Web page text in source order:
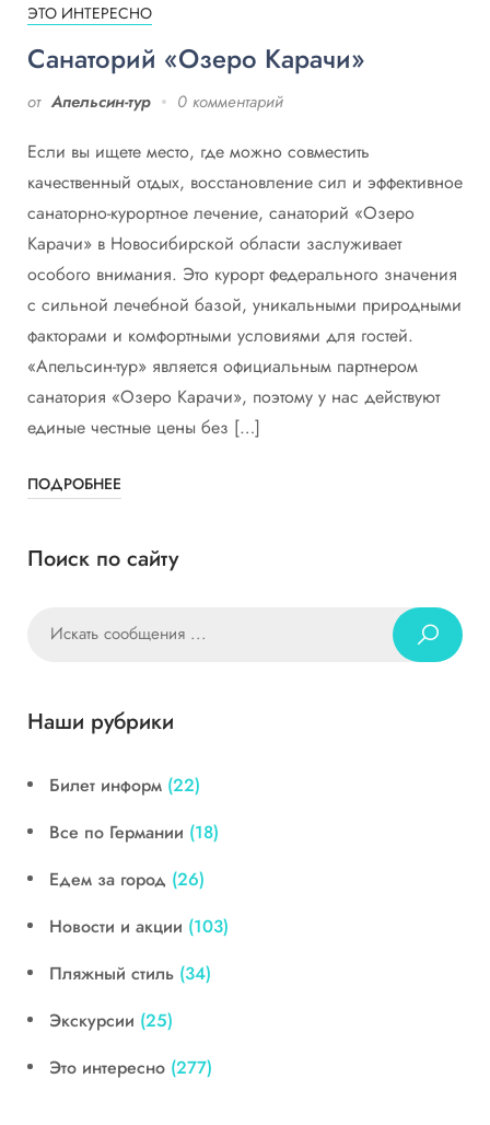
ЭТО ИНТЕРЕСНО
Санаторий «Озеро Карачи»
от Апельсин-тур 0 комментарий
Если вы ищете место, где можно совместить
качественный отдых, восстановление сил и эффективное
санаторно-курортное лечение, санаторий «Озеро
Карачи» в Новосибирской области заслуживает
особого внимания. Это курорт федерального значения
с сильной лечебной базой, уникальными природными
факторами и комфортными условиями для гостей.
«Апельсин-тур» является официальным партнером
санатория «Озеро Карачи», поэтому у нас действуют
единые честные цены без […]
ПОДРОБНЕЕ
Поиск по сайту
Наши рубрики
Билет информ (22)
Все по Германии (18)
Едем за город (26)
Новости и акции (103)
Пляжный стиль (34)
Экскурсии (25)
Это интересно (277)